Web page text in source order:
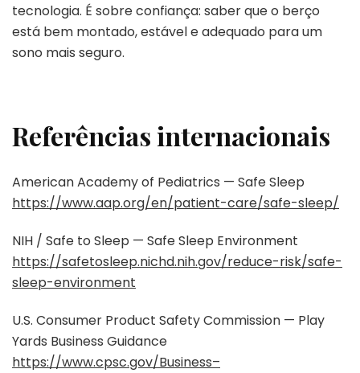
tecnologia. É sobre confiança: saber que o berço
está bem montado, estável e adequado para um
sono mais seguro.
Referências internacionais
American Academy of Pediatrics — Safe Sleep
https://www.aap.org/en/patient-care/safe-sleep/
NIH / Safe to Sleep — Safe Sleep Environment
https://safetosleep.nichd.nih.gov/reduce-risk/safe-
sleep-environment
U.S. Consumer Product Safety Commission — Play
Yards Business Guidance
https://www.cpsc.gov/Business–